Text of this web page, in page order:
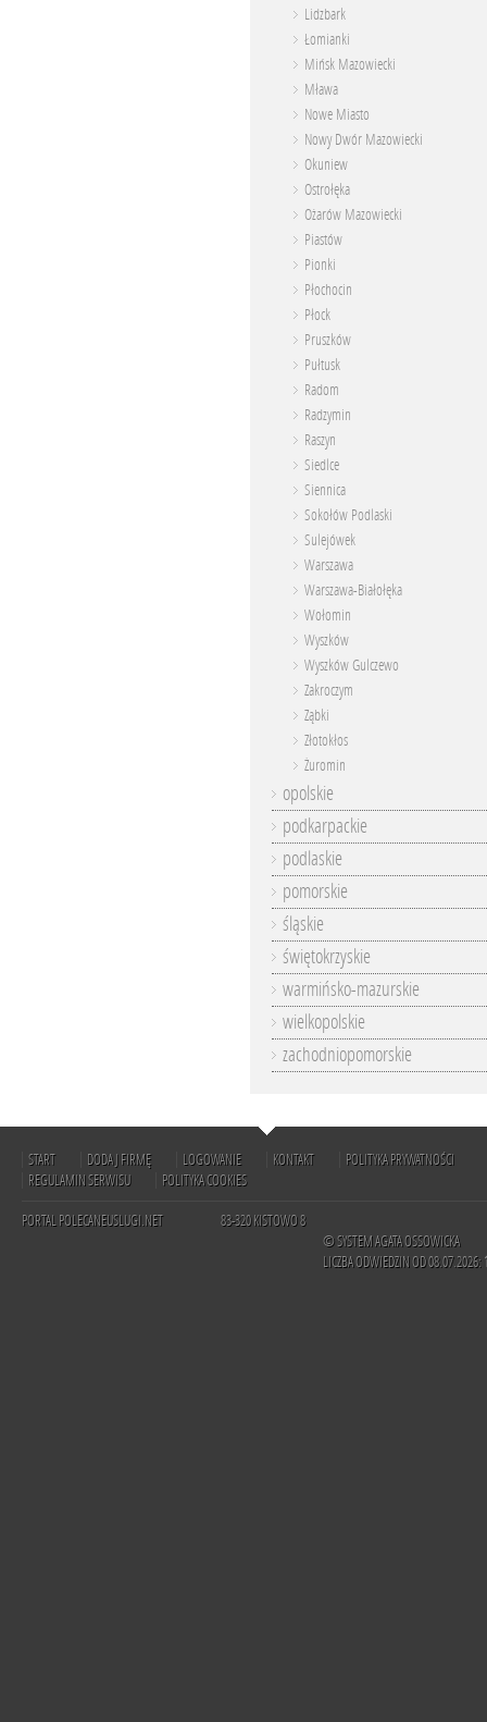
Lidzbark
Łomianki
Mińsk Mazowiecki
Mława
Nowe Miasto
Nowy Dwór Mazowiecki
Okuniew
Ostrołęka
Ożarów Mazowiecki
Piastów
Pionki
Płochocin
Płock
Pruszków
Pułtusk
Radom
Radzymin
Raszyn
Siedlce
Siennica
Sokołów Podlaski
Sulejówek
Warszawa
Warszawa-Białołęka
Wołomin
Wyszków
Wyszków Gulczewo
Zakroczym
Ząbki
Złotokłos
Żuromin
opolskie
podkarpackie
podlaskie
pomorskie
śląskie
świętokrzyskie
warmińsko-mazurskie
wielkopolskie
zachodniopomorskie
START DODAJ FIRMĘ LOGOWANIE KONTAKT
POLITYKA PRYWATNOŚCI
REGULAMIN SERWISU
POLITYKA COOKIES
PORTAL POLECANEUSLUGI.NET
83-320 KISTOWO 8
© SYSTEM AGATA OSSOWICKA
LICZBA ODWIEDZIN OD 08.07.2026: